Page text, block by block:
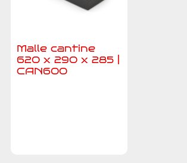
Malle cantine
620 x 290 x 285 |
CAN600